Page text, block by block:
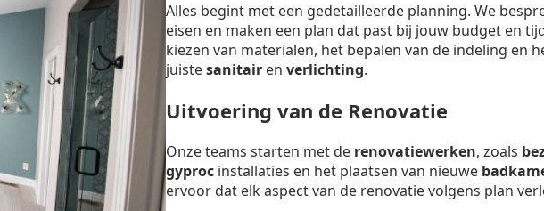
Alles begint met een gedetailleerde planning. We
eisen en maken een plan dat past bij jouw budget en
kiezen van materialen, het bepalen van de indeling en
juistesanitair en verlichting.
Uitvoering van de Renovatie
Onze teams starten met de renovatiewerken, zoals
gyproc installaties en het plaatsen van nieuwe
ervoor dat elk aspect van de renovatie volgens plan